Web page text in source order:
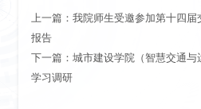
上一篇：我院师生受邀参加第十四
报告
下一篇：城市建设学院（智慧交通
学习调研